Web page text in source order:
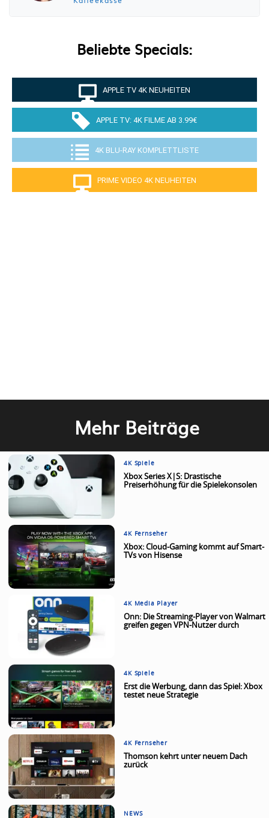
Beliebte Specials:
APPLE TV 4K NEUHEITEN
APPLE TV: 4K FILME AB 3.99€
4K BLU-RAY KOMPLETTLISTE
PRIME VIDEO 4K NEUHEITEN
Mehr Beiträge
4K Spiele
Xbox Series X|S: Drastische
Preiserhöhung für die Spielekonsolen
4K Fernseher
Xbox: Cloud-Gaming kommt auf Smart-
TVs von Hisense
4K Media Player
Onn: Die Streaming-Player von Walmart
greifen gegen VPN-Nutzer durch
4K Spiele
Erst die Werbung, dann das Spiel: Xbox
testet neue Strategie
4K Fernseher
Thomson kehrt unter neuem Dach
zurück
NEWS